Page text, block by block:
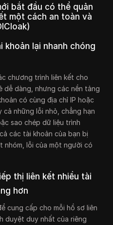
bắt đầu có thể quản
một cách an toàn và
khoản lại nhanh chóng
chương trình liên kết cho
dễ dàng, nhưng các nền tảng
có cùng địa chỉ IP hoặc
những lỗi nhỏ, chẳng hạn
sao chép dữ liệu trình
các tài khoản của bạn bị
nhóm, lỗi của một người có
thị liên kết nhiều tài
hơn
cung cấp cho mỗi hồ sơ liên
duyệt duy nhất của riêng